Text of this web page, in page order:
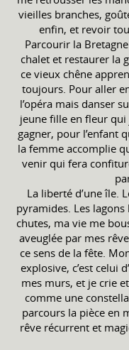
vieilles branches,
enfin, et revoir
Parcourir la
chalet et restaurer la
ce vieux chêne
toujours. Pour aller
l’opéra mais danser
jeune fille en fleur
gagner, pour l’enfant
la femme accomplie
venir qui fera
La liberté d’une île.
pyramides. Les
chutes, ma vie me
aveuglée par mes
ce sens de la fête.
explosive, c’est celui
mes murs, et je crie
comme une
parcours la pièce en
rêve récurrent et